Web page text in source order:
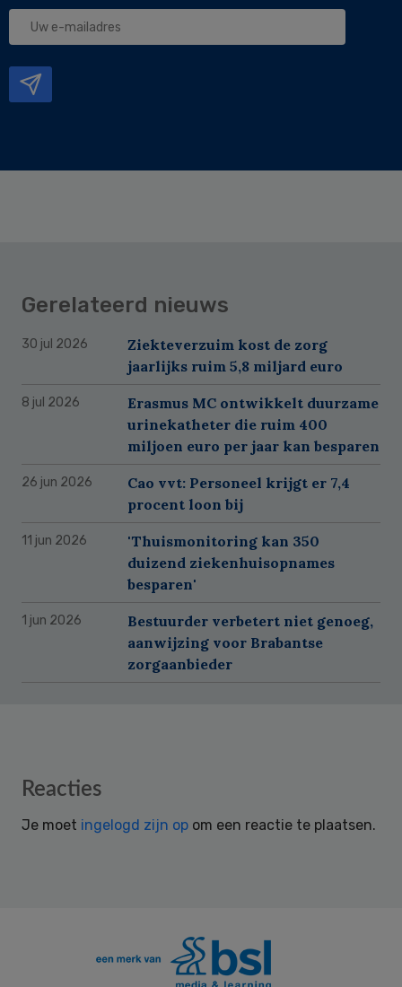
Uw
Gerelateerd nieuws
30 jul 2026
Ziekteverzuim kost de zorg
jaarlijks ruim 5,8 miljard euro
8 jul 2026
Erasmus MC ontwikkelt duurzame
urinekatheter die ruim 400
miljoen euro per jaar kan besparen
26 jun 2026
Cao vvt: Personeel krijgt er 7,4
procent loon bij
11 jun 2026
'Thuismonitoring kan 350
duizend ziekenhuisopnames
besparen'
1 jun 2026
Bestuurder verbetert niet genoeg,
aanwijzing voor Brabantse
zorgaanbieder
Reader
Reacties
Je moet ingelogd zijn op om een reactie te plaatsen.